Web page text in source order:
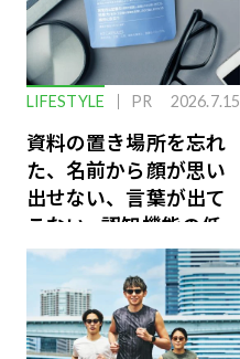
LIFESTYLE PR 2026.7.15
資料の置き場所を忘れ
た、名前から顔が思い
出せない、言葉が出て
こない…認知機能の低
下を救う、脳のインナ
ーケアとは